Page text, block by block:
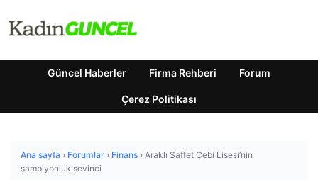
Güncel Haberler Firma Rehberi Forum
Çerez Politikası
Ana sayfa › Forumlar › Finans › Araklı Saffet Çebi Lisesi’nin
şampiyonluk sevinci